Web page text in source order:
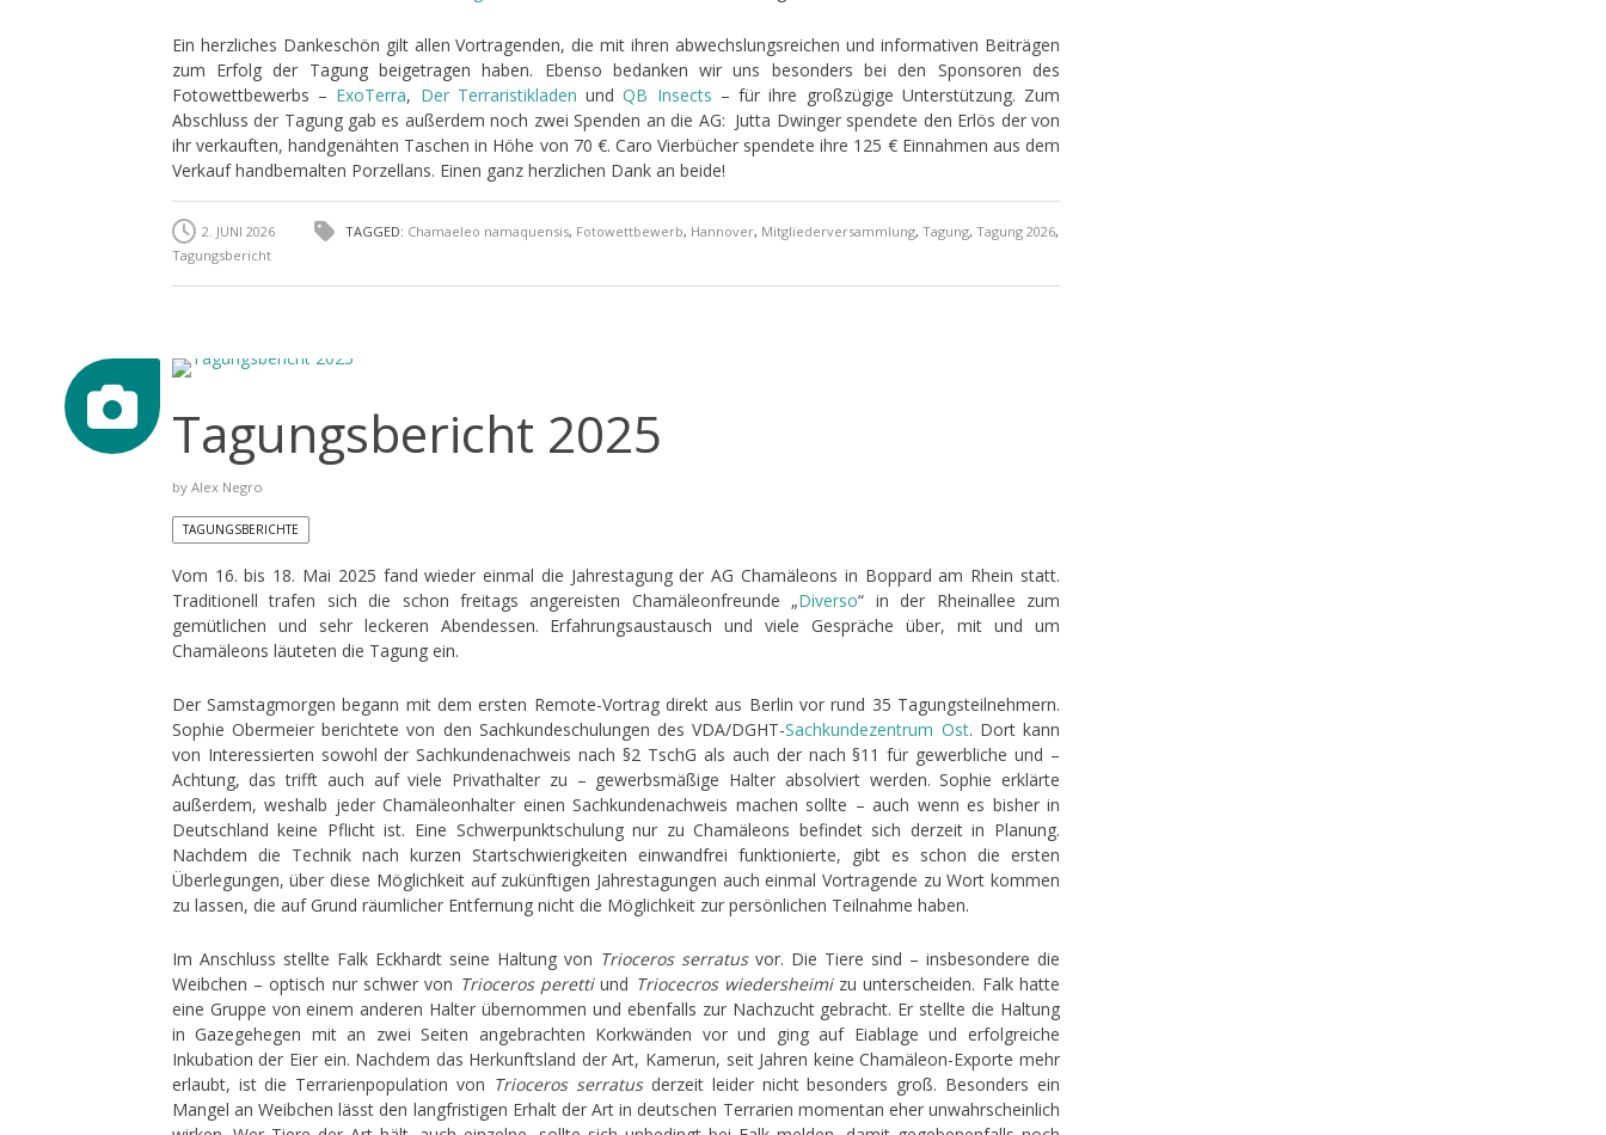
Ein herzliches Dankeschön gilt allen Vortragenden, die mit ihren abwechslungsreichen und informativen Beiträgen
zum Erfolg der Tagung beigetragen haben. Ebenso bedanken wir uns besonders bei den Sponsoren des
Fotowettbewerbs – ExoTerra, Der Terraristikladen undQB Insects – für ihre großzügige Unterstützung. Zum
Abschluss der Tagung gab es außerdem noch zwei Spenden an die AG: Jutta Dwinger spendete den Erlös der von
ihr verkauften, handgenähten Taschen in Höhe von 70 €. Caro Vierbücher spendete ihre 125 € Einnahmen aus dem
Verkauf handbemalten Porzellans. Einen ganz herzlichen Dank an beide!
2. JUNI 2026 TAGGED: Chamaeleo namaquensis, Fotowettbewerb, Hannover, Mitgliederversammlung, Tagung, Tagung 2026,
Tagungsbericht
Tagungsbericht 2025
by Alex Negro
TAGUNGSBERICHTE
Vom 16. bis 18. Mai 2025 fand wieder einmal die Jahrestagung der AG Chamäleons in Boppard am Rhein statt.
Traditionell trafen sich die schon freitags angereisten Chamäleonfreunde „Diverso“ in der Rheinallee zum
gemütlichen und sehr leckeren Abendessen. Erfahrungsaustausch und viele Gespräche über, mit und um
Chamäleons läuteten die Tagung ein.
Der Samstagmorgen begann mit dem ersten Remote-Vortrag direkt aus Berlin vor rund 35 Tagungsteilnehmern.
Sophie Obermeier berichtete von den Sachkundeschulungen des VDA/DGHT-Sachkundezentrum Ost. Dort kann
von Interessierten sowohl der Sachkundenachweis nach §2 TschG als auch der nach §11 für gewerbliche und –
Achtung, das trifft auch auf viele Privathalter zu – gewerbsmäßige Halter absolviert werden. Sophie erklärte
außerdem, weshalb jeder Chamäleonhalter einen Sachkundenachweis machen sollte – auch wenn es bisher in
Deutschland keine Pflicht ist. Eine Schwerpunktschulung nur zu Chamäleons befindet sich derzeit in Planung.
Nachdem die Technik nach kurzen Startschwierigkeiten einwandfrei funktionierte, gibt es schon die ersten
Überlegungen, über diese Möglichkeit auf zukünftigen Jahrestagungen auch einmal Vortragende zu Wort kommen
zu lassen, die auf Grund räumlicher Entfernung nicht die Möglichkeit zur persönlichen Teilnahme haben.
Im Anschluss stellte Falk Eckhardt seine Haltung von Trioceros serratus vor. Die Tiere sind – insbesondere die
Weibchen – optisch nur schwer von Trioceros perettiund Triocecros wiedersheimizu unterscheiden. Falk hatte
eine Gruppe von einem anderen Halter übernommen und ebenfalls zur Nachzucht gebracht. Er stellte die Haltung
in Gazegehegen mit an zwei Seiten angebrachten Korkwänden vor und ging auf Eiablage und erfolgreiche
Inkubation der Eier ein. Nachdem das Herkunftsland der Art, Kamerun, seit Jahren keine Chamäleon-Exporte mehr
erlaubt, ist die Terrarienpopulation von Trioceros serratusderzeit leider nicht besonders groß. Besonders ein
Mangel an Weibchen lässt den langfristigen Erhalt der Art in deutschen Terrarien momentan eher unwahrscheinlich